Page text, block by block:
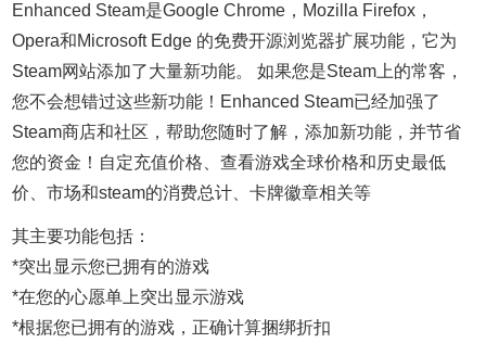
Enhanced Steam是Google Chrome，Mozilla Firefox，
Opera和Microsoft Edge 的免费开源浏览器扩展功能，它为
Steam网站添加了大量新功能。 如果您是Steam上的常客，
您不会想错过这些新功能！ Enhanced Steam已经加强了
Steam商店和社区，帮助您随时了解，添加新功能，并节省
您的资金！自定充值价格、查看游戏全球价格和历史最低
价、市场和steam的消费总计、卡牌徽章相关等
其主要功能包括：
*突出显示您已拥有的游戏
*在您的心愿单上突出显示游戏
*根据您已拥有的游戏，正确计算捆绑折扣